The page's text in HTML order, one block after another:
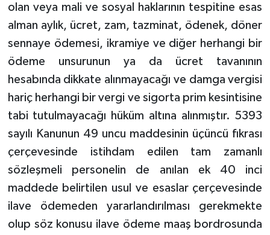
olan veya mali ve sosyal haklarının tespitine esas
alman aylık, ücret, zam, tazminat, ödenek, döner
sennaye ödemesi, ikramiye ve diğer herhangi bir
ödeme unsurunun ya da ücret tavanının
hesabında dikkate alınmayacağı ve damga vergisi
hariç herhangi bir vergi ve sigorta prim kesintisine
tabi tutulmayacağı hüküm altına alınmıştır. 5393
sayılı Kanunun 49 uncu maddesinin üçüncü fıkrası
çerçevesinde istihdam edilen tam zamanlı
sözleşmeli personelin de anılan ek 40 inci
maddede belirtilen usul ve esaslar çerçevesinde
ilave ödemeden yararlandırılması gerekmekte
olup söz konusu ilave ödeme maaş bordrosunda